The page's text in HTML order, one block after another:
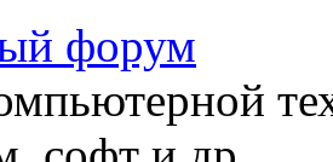
форум